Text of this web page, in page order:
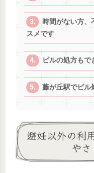
時間がない方、
スメです
ピルの処方もで
藤が丘駅でピル
避妊以外の利
やさ